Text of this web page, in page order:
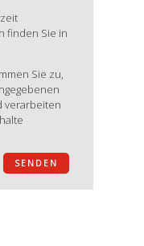
finden Sie in
Sie zu,
verarbeiten